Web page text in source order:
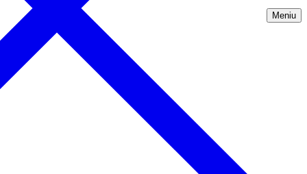
Meniu